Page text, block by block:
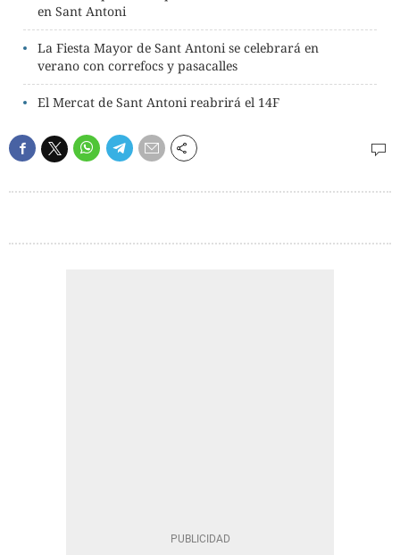
en Sant Antoni
La Fiesta Mayor de Sant Antoni se celebrará en
verano con correfocs y pasacalles
El Mercat de Sant Antoni reabrirá el 14F